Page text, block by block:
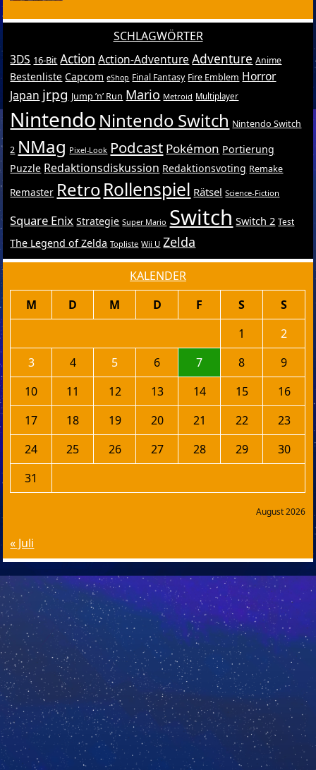
SCHLAGWÖRTER
3DS 16-Bit Action Action-Adventure Adventure Anime
Bestenliste Capcom eShop Final Fantasy Fire Emblem Horror
Japan jrpg Jump ’n’ Run Mario Metroid Multiplayer
Nintendo Nintendo Switch Nintendo Switch
2 NMag Pixel-Look Podcast Pokémon Portierung
Puzzle Redaktionsdiskussion Redaktionsvoting Remake
Remaster RetroRollenspiel Rätsel Science-Fiction
Square Enix Strategie Super Mario Switch Switch 2 Test
The Legend of Zelda Topliste Wii U Zelda
KALENDER
August 2026
M D M D F S
S
1
2
3
4 5 6 7 8
9
10
11 12 13 14 15
16
17
18 19 20 21 22
23
24
25 26 27 28 29
30
31
« Juli